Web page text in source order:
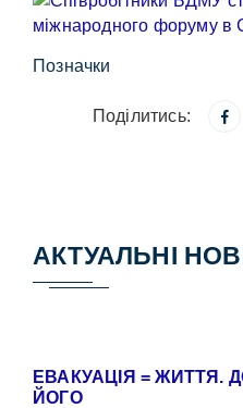
Позначки
Поділитись:
АКТУАЛЬНІ
ЕВАКУАЦІЯ = ЖИТТЯ.
ЙОГО